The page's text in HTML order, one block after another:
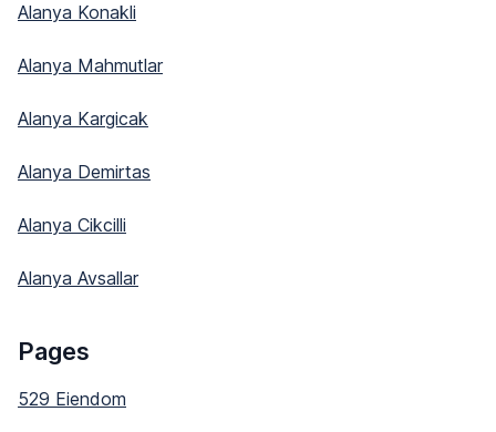
Alanya Konakli
Alanya Mahmutlar
Alanya Kargicak
Alanya Demirtas
Alanya Cikcilli
Alanya Avsallar
Pages
529 Eiendom